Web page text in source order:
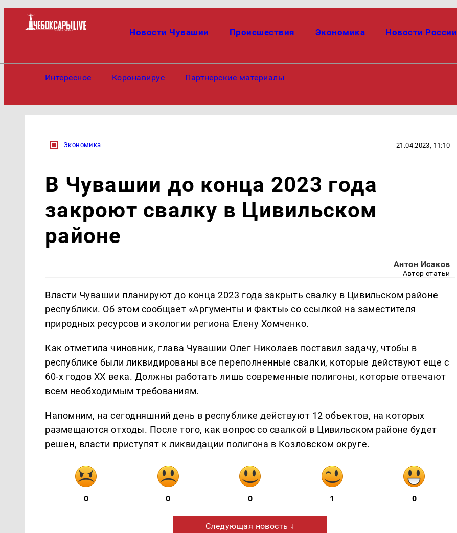
Новости Чувашии Происшествия Экономика Новости России
Интересное Коронавирус Партнерские материалы
Экономика 21.04.2023, 11:10
В Чувашии до конца 2023 года
закроют свалку в Цивильском
районе
Антон Исаков
Автор статьи
Власти Чувашии планируют до конца 2023 года закрыть свалку в Цивильском районе
республики. Об этом сообщает «Аргументы и Факты» со ссылкой на заместителя
природных ресурсов и экологии региона Елену Хомченко.
Как отметила чиновник, глава Чувашии Олег Николаев поставил задачу, чтобы в
республике были ликвидированы все переполненные свалки, которые действуют еще с
60-х годов XX века. Должны работать лишь современные полигоны, которые отвечают
всем необходимым требованиям.
Напомним, на сегодняшний день в республике действуют 12 объектов, на которых
размещаются отходы. После того, как вопрос со свалкой в Цивильском районе будет
решен, власти приступят к ликвидации полигона в Козловском округе.
0 0 0 1 0
Следующая новость ↓